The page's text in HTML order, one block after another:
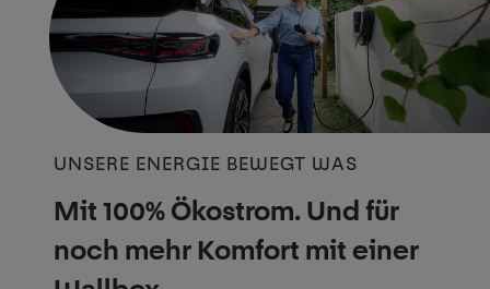
UNSERE ENERGIE BEWEGT WAS
Mit 100% Ökostrom. Und für
noch mehr Komfort mit einer